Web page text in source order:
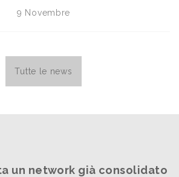
9 Novembre
Tutte le news
un network già consolidato